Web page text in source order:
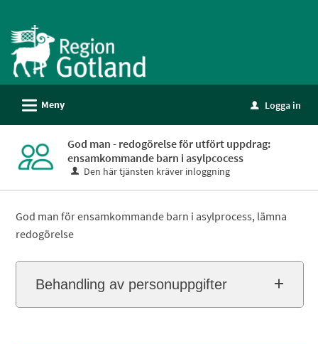
till
tjänster
-
Gotland
L Meny u Logga in
God man - redogörelse för utfört uppdrag:
ensamkommande barn i asylpcocess
Den här tjänsten kräver inloggning
God man för ensamkommande barn i asylprocess, lämna
redogörelse
Behandling av personuppgifter